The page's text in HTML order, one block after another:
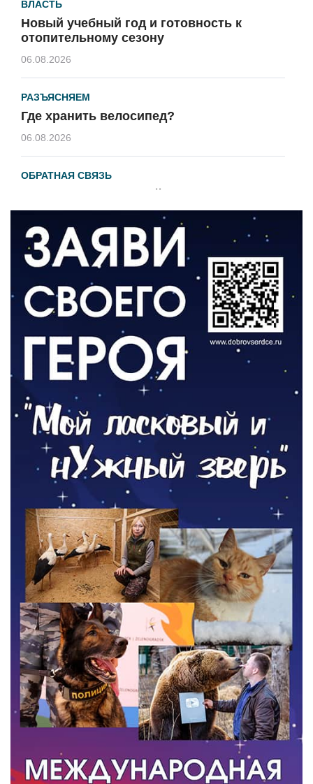
ВЛАСТЬ
Новый учебный год и готовность к
отопительному сезону
06.08.2026
РАЗЪЯСНЯЕМ
Где хранить велосипед?
06.08.2026
ОБРАТНАЯ СВЯЗЬ
ВЛАСТЬ
День памяти и «Симфония народов»
06.08.2026
Новый настил на экотропе
05.08.2026